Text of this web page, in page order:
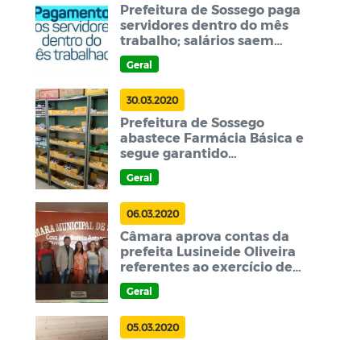
Prefeitura de Sossego paga
servidores dentro do mês
trabalho; salários saem
nesta terça
Geral
30.03.2020
Prefeitura de Sossego
abastece Farmácia Básica e
segue garantido
medicamentos a população
Geral
06.03.2020
Câmara aprova contas da
prefeita Lusineide Oliveira
referentes ao exercício de
2018
Geral
05.03.2020